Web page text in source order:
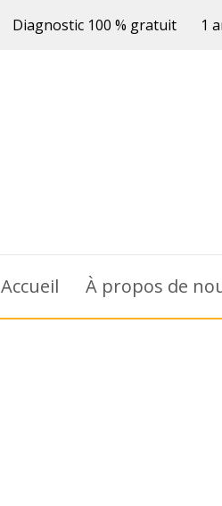
Diagnostic 100 % gratuit 1
Accueil À propos de